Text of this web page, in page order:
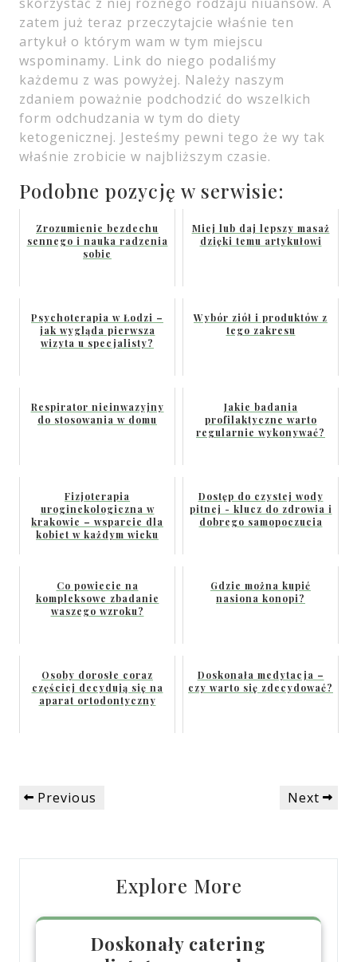
zatem już teraz przeczytajcie właśnie ten
artykuł o którym wam w tym miejscu
wspominamy. Link do niego podaliśmy
każdemu z was powyżej. Należy naszym
zdaniem poważnie podchodzić do wszelkich
form odchudzania w tym do diety
ketogenicznej. Jesteśmy pewni tego że wy tak
właśnie zrobicie w najbliższym czasie.
Podobne pozycję w serwisie:
Zrozumienie bezdechu
sennego i nauka radzenia
sobie
Miej lub daj lepszy masaż
dzięki temu artykułowi
Psychoterapia w Łodzi –
jak wygląda pierwsza
wizyta u specjalisty?
Wybór ziół i produktów z
tego zakresu
Respirator nieinwazyjny
do stosowania w domu
Jakie badania
profilaktyczne warto
regularnie wykonywać?
Fizjoterapia
uroginekologiczna w
krakowie – wsparcie dla
kobiet w każdym wieku
Dostęp do czystej wody
pitnej - klucz do zdrowia i
dobrego samopoczucia
Co powiecie na
kompleksowe zbadanie
waszego wzroku?
Gdzie można kupić
nasiona konopi?
Osoby dorosłe coraz
częściej decydują się na
aparat ortodontyczny
Doskonała medytacja –
czy warto się zdecydować?
Nawigacja
wpisu
Previous
Previous
Next
Next
Explore More
Doskonały catering